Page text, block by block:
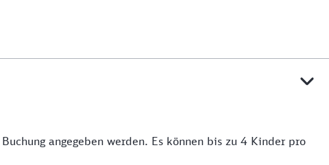
angegeben werden. Es können bis zu 4 Kinder pro